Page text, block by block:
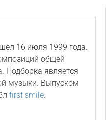
16 июля 1999 года.
общей
Подборка является
музыки. Выпуском
first smile.